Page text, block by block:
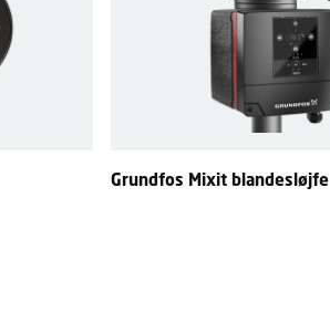
Grundfos Mixit blandesløjfe